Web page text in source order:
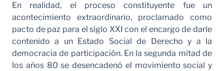
En realidad, el proceso constituyente fue un
acontecimiento extraordinario, proclamado como
pacto de paz para el siglo XXI con el encargo de darle
contenido a un Estado Social de Derecho y a la
democracia de participación. En la segunda mitad de
los años 80 se desencadenó el movimiento social y